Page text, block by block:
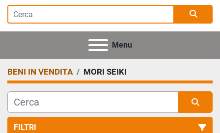
Menu
BENI IN VENDITA MORI SEIKI
FILTRI